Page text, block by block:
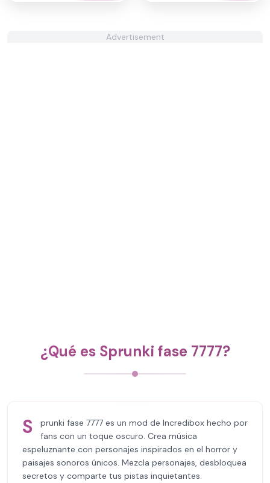
Advertisement
¿Qué es Sprunki fase 7777?
S
prunki fase 7777 es un mod de Incredibox hecho por
fans con un toque oscuro. Crea música
espeluznante con personajes inspirados en el horror y
paisajes sonoros únicos. Mezcla personajes, desbloquea
secretos y comparte tus pistas inquietantes.